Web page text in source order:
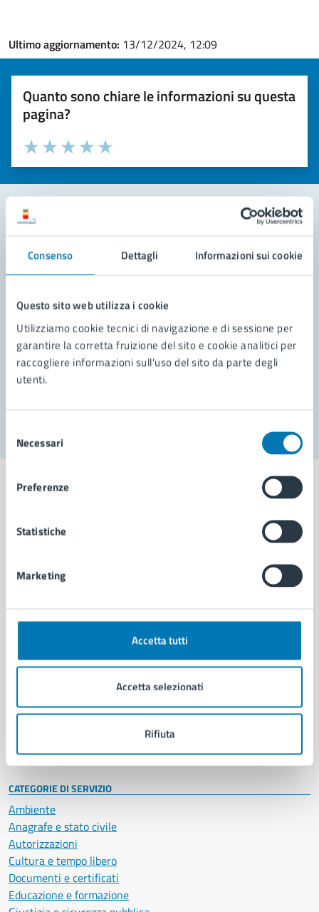
Consenso Dettagli Informazioni sui cookie
Questo sito web utilizza i cookie
Utilizziamo cookie tecnici di navigazione e di sessione per
garantire la corretta fruizione del sito e cookie analitici per
raccogliere informazioni sull'uso del sito da parte degli
utenti.
delNecessari
Preferenze
Statistiche
Marketing
Accetta tutti
Accetta selezionati
Rifiuta
Ultimo aggiornamento: 13/12/2024, 12:09
Quanto sono chiare le informazioni su questa
pagina?
Valuta la chiarezza delle informazioni (da 1 a 5 stelle)
Seleziona il numero di stelle per valutare la chiarezza delle
Valuta 5 stelle su 5
Valuta 4 stelle su 5
Valuta 3 stelle su 5
Valuta 2 stelle su 5
Valuta 1 stelle su 5
Leggi le domande frequenti
Richiedi assistenza
Prenota appuntamento
Problemi in città
Comune di Napoli
AMMINISTRAZIONE
Organi di governo
Enti e fondazioni
Personale amministrativo
Intranet, posta aziendale e protocollo
CATEGORIE DI SERVIZIO
Ambiente
Anagrafe e stato civile
Autorizzazioni
Cultura e tempo libero
Documenti e certificati
Educazione e formazione